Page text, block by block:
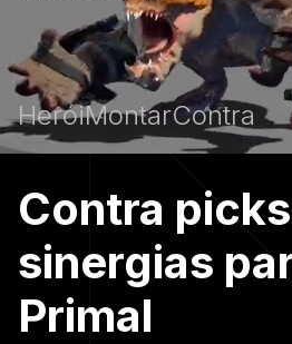
HeróiMontarContra
Contra
sinergias
Primal